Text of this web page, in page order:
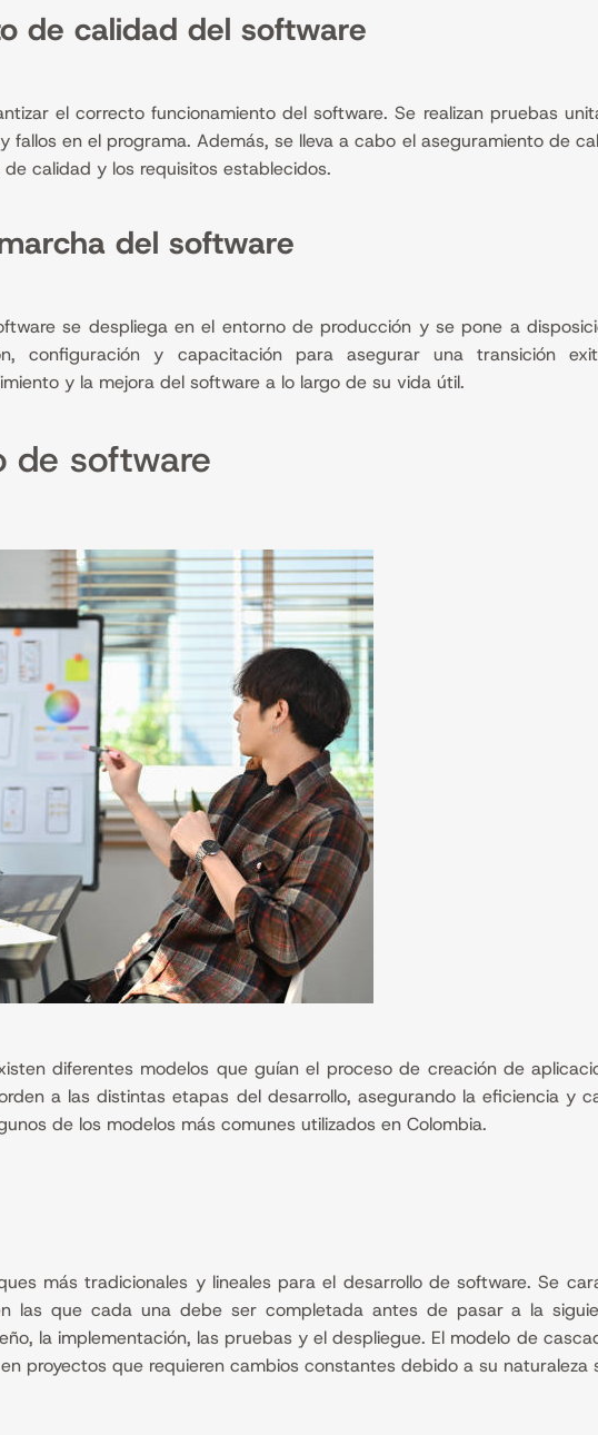
de calidad del software
el correcto funcionamiento del software. Se realizan pruebas
en el programa. Además, se lleva a cabo el aseguramiento de
calidad y los requisitos establecidos.
del software
se despliega en el entorno de producción y se pone a
configuración y capacitación para asegurar una transición
y la mejora del software a lo largo de su vida útil.
de software
diferentes modelos que guían el proceso de creación de
a las distintas etapas del desarrollo, asegurando la eficiencia y
de los modelos más comunes utilizados en Colombia.
más tradicionales y lineales para el desarrollo de software. Se
las que cada una debe ser completada antes de pasar a la
la implementación, las pruebas y el despliegue. El modelo de
proyectos que requieren cambios constantes debido a su naturaleza